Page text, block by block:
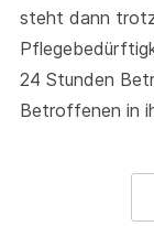
steht dann
24 Stunden
Betroffenen in